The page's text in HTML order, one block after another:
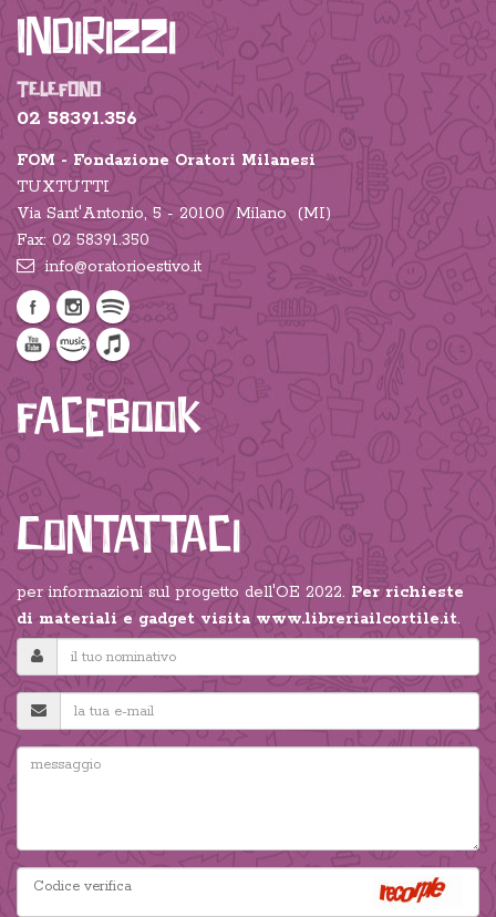
Indirizzi
TELEFONO
02 58391.356
FOM - Fondazione Oratori Milanesi
TUXTUTTI
Via Sant'Antonio, 5 - 20100 Milano (MI)
Fax: 02 58391.350
info@oratorioestivo.it
Facebook
Contattaci
per informazioni sul progetto dell'OE 2022. Per richieste
di materiali e gadget visita www.libreriailcortile.it.